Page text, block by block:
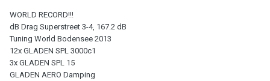
WORLD RECORD!!!
dB Drag Superstreet 3-4, 167.2 dB
Tuning World Bodensee 2013
12x GLADEN SPL 3000c1
3x GLADEN SPL 15
GLADEN AERO Damping